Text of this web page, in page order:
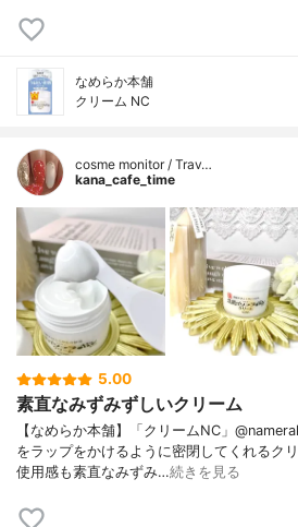
なめらか本舗
クリーム NC
cosme monitor / Trav…
kana_cafe_time
5.00
素直なみずみずしいクリーム
【なめらか本舗】「クリームNC」
をラップをかけるように密閉してくれるク
使用感も素直なみずみ…続きを見る